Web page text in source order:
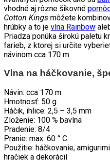
vhodné aj rôzne šikovné
Cotton Kings môžete
hrúbky a to je vlna Rainbow
Priadza ponúka širokú paletu
farieb, z ktorej si určite
návinom cca 170 m.
Vlna na háčkovanie,
Návin: cca 170 m
Hmotnosť: 50 g
Háčik, ihlice: 2,5 – 3,5 mm
Zloženie: 100 % bavlna
Pradenie: 8/4
Pranie: max. 60 ° C
Použitie: háčkovanie,
hračiek a dekorácií